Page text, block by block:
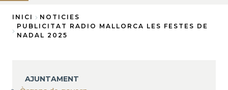
AJUNTAMENT
LLUCMAJOR
PERFIL
Fil
INICI
NOTICIES
PUBLICITAT RADIO MALLORCA LES FESTES DE
NADAL 2025
AJUNTAMENT